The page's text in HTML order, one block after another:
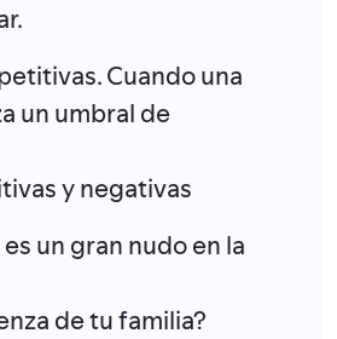
Cuando una
un umbral de
y negativas
es un gran nudo en la
de tu familia?